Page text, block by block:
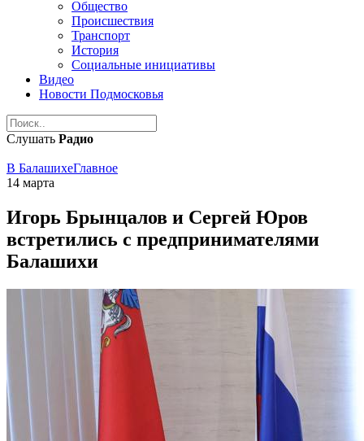
Общество
Происшествия
Транспорт
История
Социальные инициативы
Видео
Новости Подмосковья
Слушать Радио
В БалашихеГлавное
14 марта
Игорь Брынцалов и Сергей Юров
встретились с предпринимателями
Балашихи